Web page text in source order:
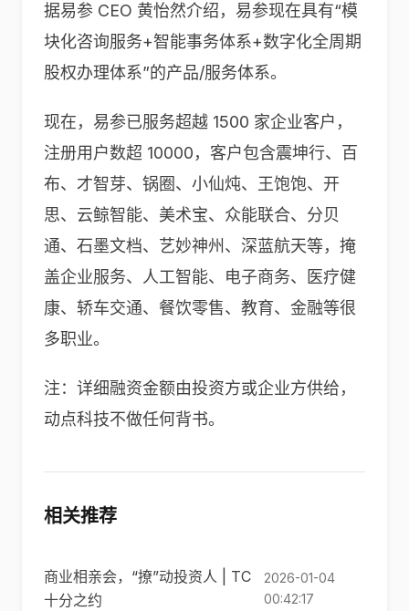
据易参 CEO 黄怡然介绍，易参现在具有“模
块化咨询服务+智能事务体系+数字化全周期
股权办理体系”的产品/服务体系。
现在，易参已服务超越 1500 家企业客户，
注册用户数超 10000，客户包含震坤行、百
布、才智芽、锅圈、小仙炖、王饱饱、开
思、云鲸智能、美术宝、众能联合、分贝
通、石墨文档、艺妙神州、深蓝航天等，掩
盖企业服务、人工智能、电子商务、医疗健
康、轿车交通、餐饮零售、教育、金融等很
多职业。
注：详细融资金额由投资方或企业方供给，
动点科技不做任何背书。
相关推荐
商业相亲会，“撩”动投资人 | TC
十分之约
2026-01-04
00:42:17